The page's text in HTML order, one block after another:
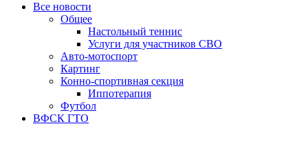
Все новости
Oбщее
Настольный теннис
Услуги для участников СВО
Авто-мотоспорт
Картинг
Конно-спортивная секция
Иппотерапия
Футбол
ВФСК ГТО